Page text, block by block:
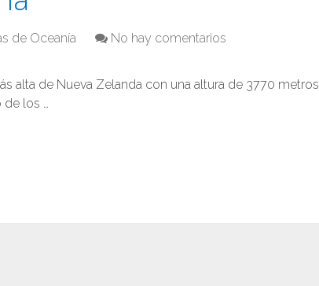
de Oceanía No hay comentarios
alta de Nueva Zelanda con una altura de 3770 metros
de los …